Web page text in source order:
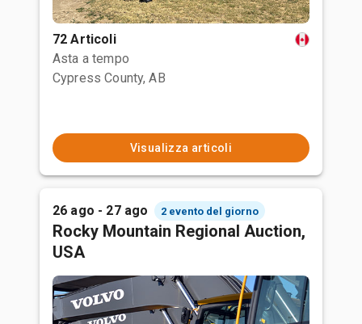
72 Articoli
Asta a tempo
Cypress County, AB
Visualizza articoli
26 ago - 27 ago 2 evento del giorno
Rocky Mountain Regional Auction,
USA